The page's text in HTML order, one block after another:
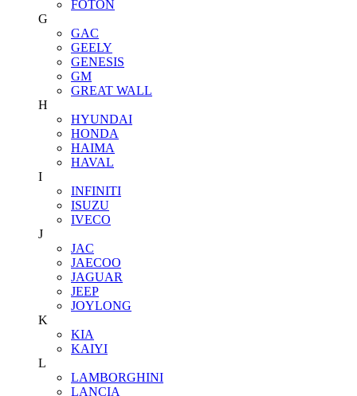
FOTON
G
GAC
GEELY
GENESIS
GM
GREAT WALL
H
HYUNDAI
HONDA
HAIMA
HAVAL
I
INFINITI
ISUZU
IVECO
J
JAC
JAECOO
JAGUAR
JEEP
JOYLONG
K
KIA
KAIYI
L
LAMBORGHINI
LANCIA